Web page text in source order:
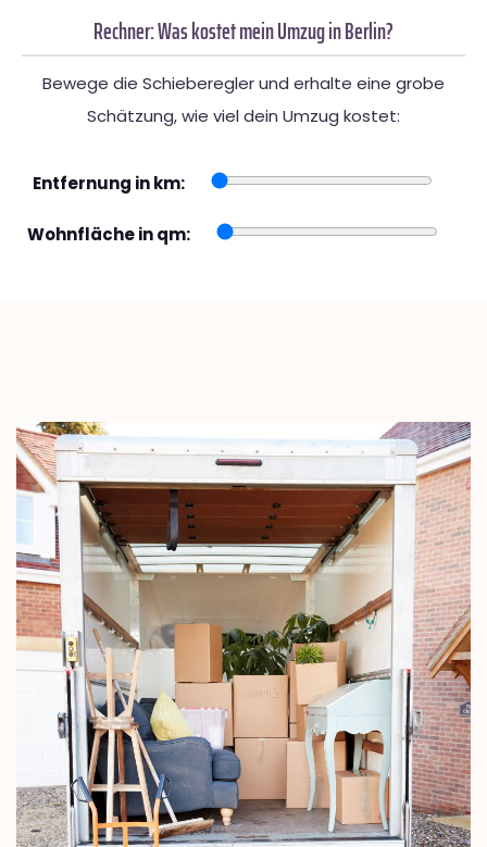
Rechner: Was kostet mein Umzug in Berlin?
Bewege die Schieberegler und erhalte eine grobe
Schätzung, wie viel dein Umzug kostet:
Entfernung in km:
Wohnfläche in qm: